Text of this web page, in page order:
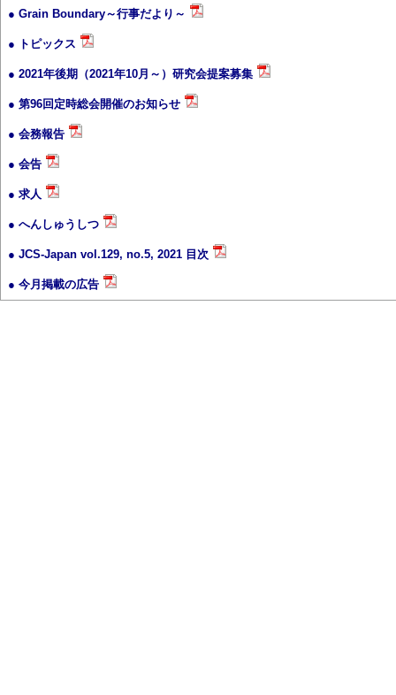
● Grain Boundary～行事だより～
● トピックス
● 2021年後期（2021年10月～）研究会提案募集
● 第96回定時総会開催のお知らせ
● 会務報告
● 会告
● 求人
● へんしゅうしつ
● JCS-Japan vol.129, no.5, 2021 目次
● 今月掲載の広告